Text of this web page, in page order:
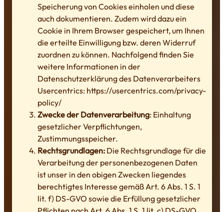
Speicherung von Cookies einholen und diese
auch dokumentieren. Zudem wird dazu ein
Cookie in Ihrem Browser gespeichert, um Ihnen
die erteilte Einwilligung bzw. deren Widerruf
zuordnen zu können. Nachfolgend finden Sie
weitere Informationen in der
Datenschutzerklärung des Datenverarbeiters
Usercentrics: https://usercentrics.com/privacy-
policy/
Zwecke der Datenverarbeitung: Einhaltung
gesetzlicher Verpflichtungen,
Zustimmungsspeicher.
Rechtsgrundlagen:Die Rechtsgrundlage für die
Verarbeitung der personenbezogenen Daten
ist unser in den obigen Zwecken liegendes
berechtigtes Interesse gemäß Art. 6 Abs. 1 S. 1
lit. f) DS-GVO sowie die Erfüllung gesetzlicher